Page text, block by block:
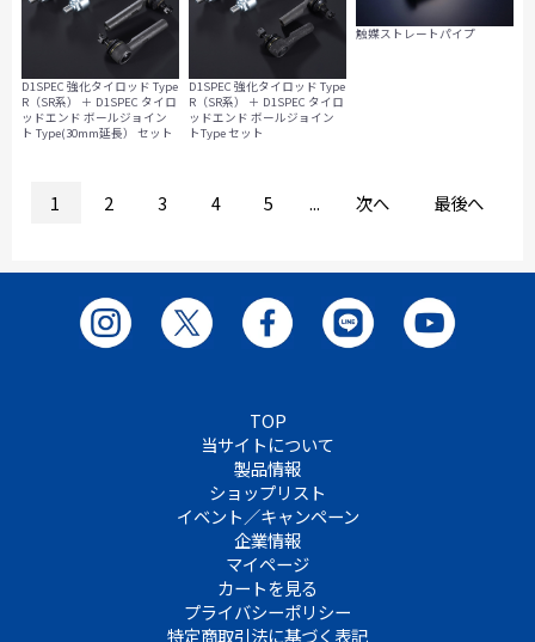
D1SPEC 強化タイロッド Type
R（SR系） ＋ D1SPEC タイロ
ッドエンド ボールジョイン
ト Type(30mm延長） セット
D1SPEC 強化タイロッド Type
R（SR系） ＋ D1SPEC タイロ
ッドエンド ボールジョイン
トType セット
触媒ストレートパイプ
1 2 3 4 5 ... 次へ 最後へ
TOP
当サイトについて
製品情報
ショップリスト
イベント／キャンペーン
企業情報
マイページ
カートを見る
プライバシーポリシー
特定商取引法に基づく表記